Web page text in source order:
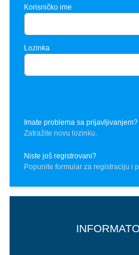
Korisničko ime
Lozinka
Imate problema sa prijavljivanjem?
Zatražite novu lozinku.
Niste još registrovani?
Popunite formular za registraciju i